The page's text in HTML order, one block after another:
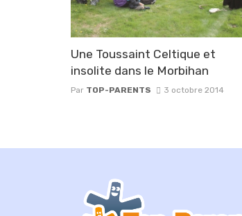
Une Toussaint Celtique et
insolite dans le Morbihan
Par TOP-PARENTS 3 octobre 2014